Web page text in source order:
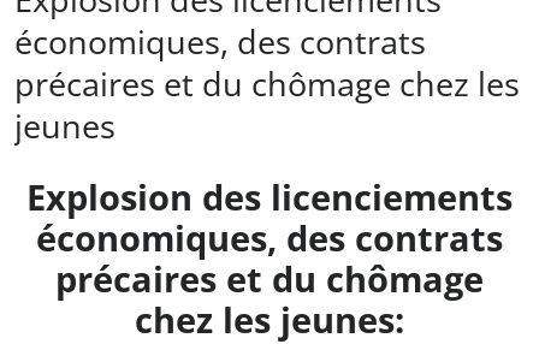
économiques, des contrats
précaires et du chômage chez les
jeunes
Explosion des licenciements
économiques, des contrats
précaires et du chômage
chez les jeunes: